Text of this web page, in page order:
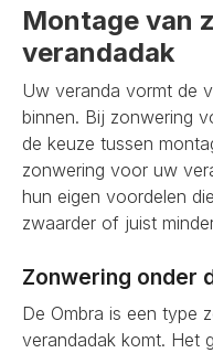
Montage van
verandadak
Uw veranda vormt de
binnen. Bij zonwering
de keuze tussen
zonwering voor uw
hun eigen voordelen
zwaarder of juist
Zonwering onder
De Ombra is een type
verandadak komt. Het